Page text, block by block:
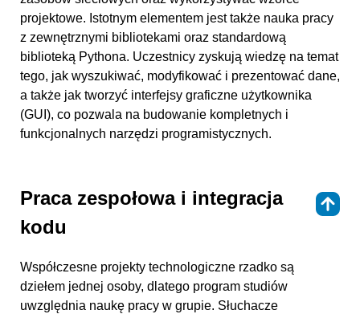
projektowe. Istotnym elementem jest także nauka pracy
z zewnętrznymi bibliotekami oraz standardową
biblioteką Pythona. Uczestnicy zyskują wiedzę na temat
tego, jak wyszukiwać, modyfikować i prezentować dane,
a także jak tworzyć interfejsy graficzne użytkownika
(GUI), co pozwala na budowanie kompletnych i
funkcjonalnych narzędzi programistycznych.
Praca zespołowa i integracja
kodu
Współczesne projekty technologiczne rzadko są
dziełem jednej osoby, dlatego program studiów
uwzględnia naukę pracy w grupie. Słuchacze